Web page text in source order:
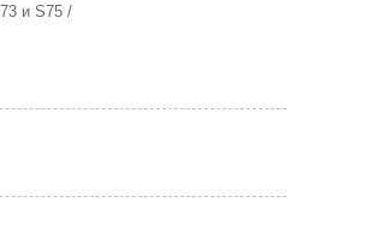
и S75 /